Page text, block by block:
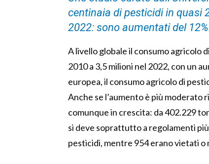
centinaia di pesticidi in quasi
2022: sono aumentati del
A livello globale il consumo agricolo
2010 a 3,5 milioni nel 2022, con un
europea, il consumo agricolo di
Anche se l’aumento è più moderato
comunque in crescita: da 402.229
si deve soprattutto a regolamenti
pesticidi, mentre 954 erano vietati